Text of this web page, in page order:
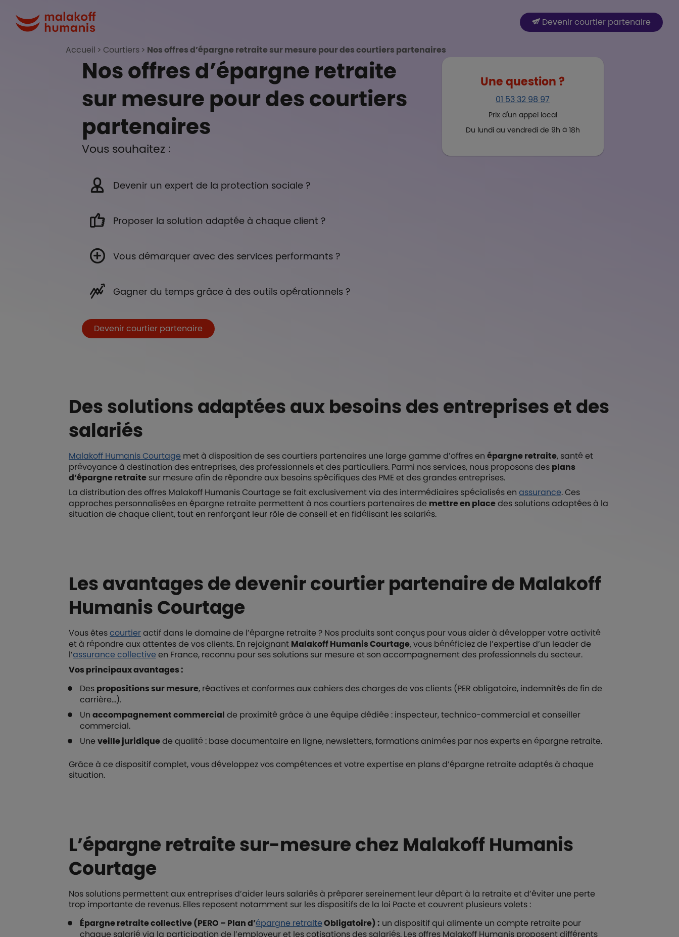
Malakoff Humanis Accueil
Paragraph
Boutons et liens
Devenir courtier partenaire
Accueil Courtiers Nos offres d’épargne retraite sur mesure pour des courtiers partenaires
Nos offres d’épargne retraite
sur mesure pour des courtiers
partenaires
Vous souhaitez :
Devenir un expert de la protection sociale ?
Proposer la solution adaptée à chaque client ?
Vous démarquer avec des services performants ?
Gagner du temps grâce à des outils opérationnels ?
Boutons et liens
Devenir courtier partenaire
Une question ?
01 53 32 98 97
Prix d'un appel local
Du lundi au vendredi de 9h à 18h
Des solutions adaptées aux besoins des entreprises et des
salariés
Malakoff Humanis Courtage met à disposition de ses courtiers partenaires une large gamme d’offres en épargne retraite, santé et
prévoyance à destination des entreprises, des professionnels et des particuliers. Parmi nos services, nous proposons des plans
d’épargne retraite sur mesure afin de répondre aux besoins spécifiques des PME et des grandes entreprises.
La distribution des offres Malakoff Humanis Courtage se fait exclusivement via des intermédiaires spécialisés en assurance. Ces
approches personnalisées en épargne retraite permettent à nos courtiers partenaires de mettre en placedes solutions adaptées à la
situation de chaque client, tout en renforçant leur rôle de conseil et en fidélisant les salariés.
Les avantages de devenir courtier partenaire de Malakoff
Humanis Courtage
Vous êtescourtieractif dans le domaine de l’épargne retraite ? Nos produits sont conçus pour vous aider à développer votre activité
et à répondre aux attentes de vos clients. En rejoignant Malakoff Humanis Courtage, vous bénéficiez de l’expertise d’un leader de
l’assurance collectiveen France, reconnu pour ses solutions sur mesure et son accompagnement des professionnels du secteur.
Vos principaux avantages :
Des propositions sur mesure, réactives et conformes aux cahiers des charges de vos clients (PER obligatoire, indemnités de fin de
carrière…).
Un accompagnement commercial de proximité grâce à une équipe dédiée : inspecteur, technico-commercial et conseiller
commercial.
Uneveille juridiquede qualité : base documentaire en ligne, newsletters, formations animées par nos experts en épargne retraite.
Grâce à ce dispositif complet, vous développez vos compétences et votre expertise en plans d’épargne retraite adaptés à chaque
situation.
L’épargne retraite sur-mesure chez Malakoff Humanis
Courtage
Nos solutions permettent aux entreprises d’aider leurs salariés à préparer sereinement leur départ à la retraite et d’éviter une perte
trop importante de revenus. Elles reposent notamment sur les dispositifs de la loi Pacte et couvrent plusieurs volets :
Épargne retraite collective (PERO – Plan d’épargne retraiteObligatoire) : un dispositif qui alimente un compte retraite pour
chaque salarié via la participation de l’employeur et les cotisations des salariés. Les offres Malakoff Humanis proposent différents